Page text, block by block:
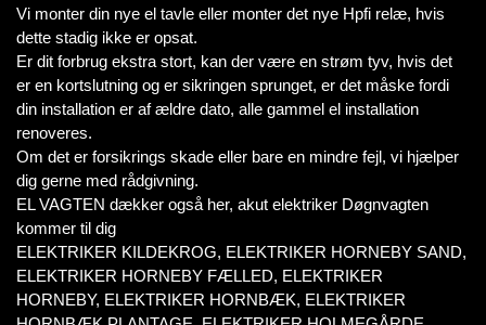
Vi monter din nye el tavle eller monter det nye Hpfi relæ, hvis
dette stadig ikke er opsat.
Er dit forbrug ekstra stort, kan der være en strøm tyv, hvis det
er en kortslutning og er sikringen sprunget, er det måske fordi
din installation er af ældre dato, alle gammel el installation
renoveres.
Om det er forsikrings skade eller bare en mindre fejl, vi hjælper
dig gerne med rådgivning.
EL VAGTEN dækker også her, akut elektriker Døgnvagten
kommer til dig
ELEKTRIKER KILDEKROG, ELEKTRIKER HORNEBY SAND,
ELEKTRIKER HORNEBY FÆLLED, ELEKTRIKER
HORNEBY, ELEKTRIKER HORNBÆK, ELEKTRIKER